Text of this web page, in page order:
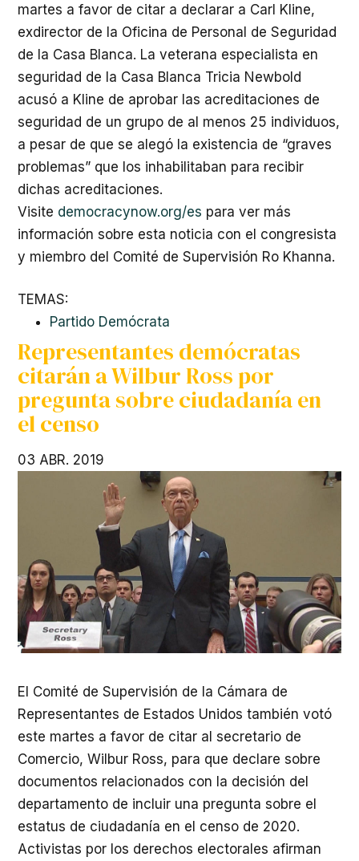
martes a favor de citar a declarar a Carl Kline,
exdirector de la Oficina de Personal de Seguridad
de la Casa Blanca. La veterana especialista en
seguridad de la Casa Blanca Tricia Newbold
acusó a Kline de aprobar las acreditaciones de
seguridad de un grupo de al menos 25 individuos,
a pesar de que se alegó la existencia de “graves
problemas” que los inhabilitaban para recibir
dichas acreditaciones.
Visite democracynow.org/es para ver más
información sobre esta noticia con el congresista
y miembro del Comité de Supervisión Ro Khanna.
TEMAS:
Partido Demócrata
Representantes demócratas
citarán a Wilbur Ross por
pregunta sobre ciudadanía en
el censo
03 ABR. 2019
El Comité de Supervisión de la Cámara de
Representantes de Estados Unidos también votó
este martes a favor de citar al secretario de
Comercio, Wilbur Ross, para que declare sobre
documentos relacionados con la decisión del
departamento de incluir una pregunta sobre el
estatus de ciudadanía en el censo de 2020.
Activistas por los derechos electorales afirman